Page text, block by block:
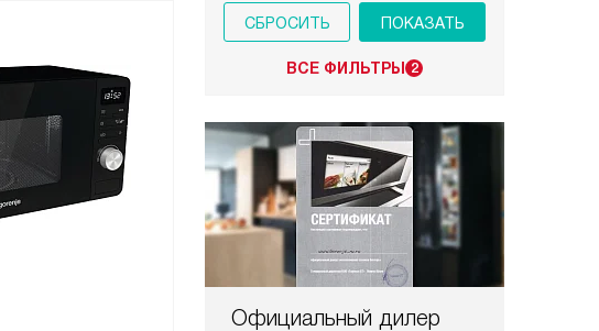
СБРОСИТЬ
ВСЕ ФИЛЬТРЫ 2
Официальный дилер